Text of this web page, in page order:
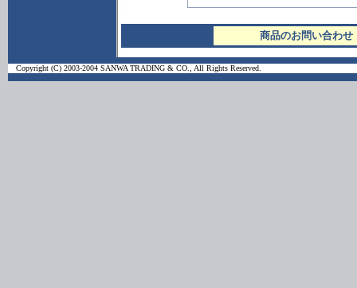
商品のお問い合わせ
Copyright (C) 2003-2004 SANWA TRADING & CO., All Rights Reserved.